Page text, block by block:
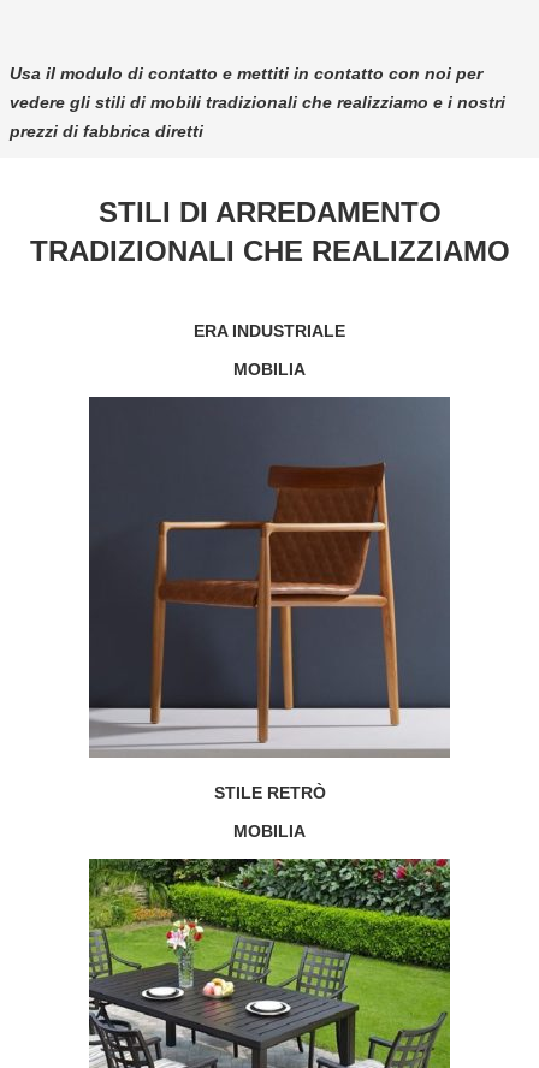
Usa il modulo di contatto e mettiti in contatto con noi per
vedere gli stili di mobili tradizionali che realizziamo e i nostri
prezzi di fabbrica diretti
STILI DI ARREDAMENTO
TRADIZIONALI CHE REALIZZIAMO
ERA INDUSTRIALE
MOBILIA
STILE RETRÒ
MOBILIA